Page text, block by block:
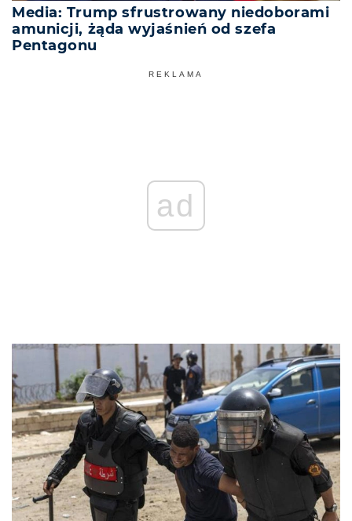
Media: Trump sfrustrowany niedoborami
amunicji, żąda wyjaśnień od szefa
Pentagonu
REKLAMA
ad